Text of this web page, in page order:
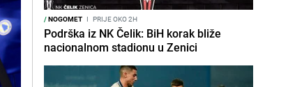
/NOGOMET I PRIJE OKO 2H
Podrška iz NK Čelik: BiH korak bliže
nacionalnom stadionu u Zenici